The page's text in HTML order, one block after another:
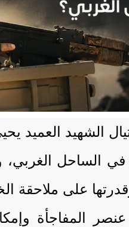
الشهيد العميد
في الساحل
على ملاحقة
المفاجأة